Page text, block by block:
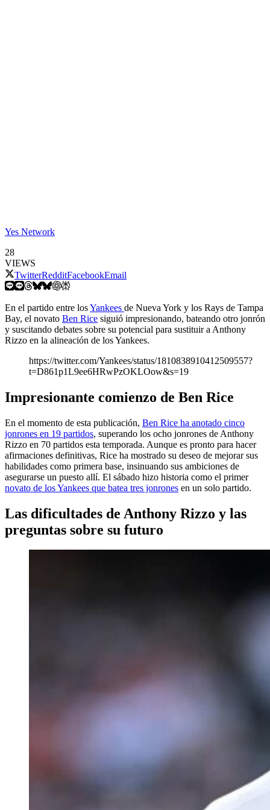
Yes Network
28
VIEWS
TwitterRedditFacebookEmail
En el partido entre losYankees de Nueva York y los Rays de Tampa
Bay, el novato Ben Rice siguió impresionando, bateando otro jonrón
y suscitando debates sobre su potencial para sustituir a Anthony
Rizzo en la alineación de los Yankees.
https://twitter.com/Yankees/status/1810838910412509557?
t=D861p1L9ee6HRwPzOKLOow&s=19
Impresionante comienzo de Ben Rice
En el momento de esta publicación, Ben Rice ha anotado cinco
jonrones en 19 partidos, superando los ocho jonrones de Anthony
Rizzo en 70 partidos esta temporada. Aunque es pronto para hacer
afirmaciones definitivas, Rice ha mostrado su deseo de mejorar sus
habilidades como primera base, insinuando sus ambiciones de
asegurarse un puesto allí. El sábado hizo historia como el primer
novato de los Yankees que batea tres jonrones en un solo partido.
Las dificultades de Anthony Rizzo y las
preguntas sobre su futuro